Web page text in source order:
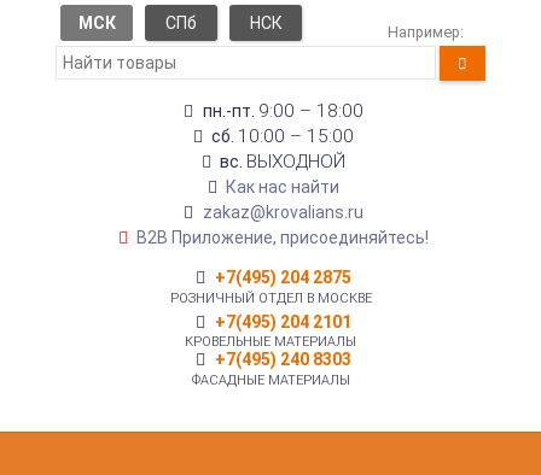
МСК СПб НСК Например:
пн.-пт. 9:00 – 18:00
сб. 10:00 – 15:00
вс. ВЫХОДНОЙ
Как нас найти
zakaz@krovalians.ru
B2B Приложение, присоединяйтесь!
+7(495) 204 2875
РОЗНИЧНЫЙ ОТДЕЛ В МОСКВЕ
+7(495) 204 2101
КРОВЕЛЬНЫЕ МАТЕРИАЛЫ
+7(495) 240 8303
ФАСАДНЫЕ МАТЕРИАЛЫ